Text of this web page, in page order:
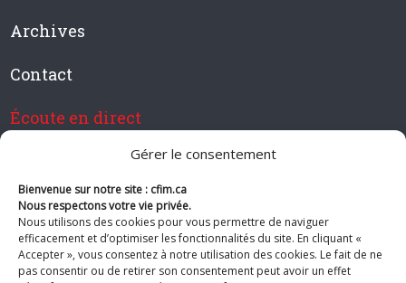
Gérer le consentement
Bienvenue sur notre site : cfim.ca
Nous respectons votre vie privée.
Nous utilisons des cookies pour vous permettre de naviguer
efficacement et d’optimiser les fonctionnalités du site. En cliquant «
Accepter », vous consentez à notre utilisation des cookies. Le fait de ne
pas consentir ou de retirer son consentement peut avoir un effet
Archives
Contact
Écoute en direct
Devenir membre de CFIM